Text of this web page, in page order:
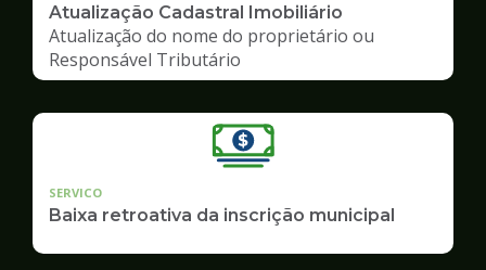
Atualização Cadastral Imobiliário
Atualização do nome do proprietário ou
Responsável Tributário
SERVICO
Baixa retroativa da inscrição municipal